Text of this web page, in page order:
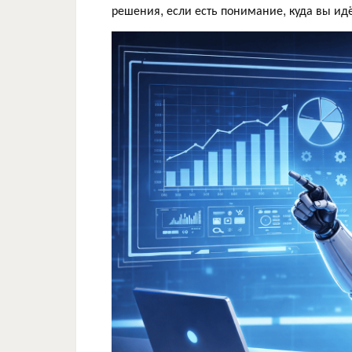
решения, если есть понимание, куда вы